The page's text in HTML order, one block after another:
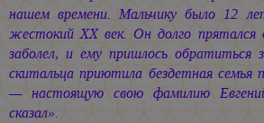
нашем времени. Мальчику было 12
жестокий ХХ век. Он долго прятался
заболел, и ему пришлось обратиться
скитальца приютила бездетная семья
— настоящую свою фамилию
сказал».